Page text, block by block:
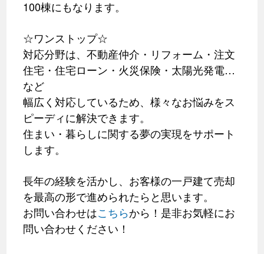
100棟にもなります。
☆ワンストップ☆
対応分野は、不動産仲介・リフォーム・注文
住宅・住宅ローン・火災保険・太陽光発電…
など
幅広く対応しているため、様々なお悩みをス
ピーディに解決できます。
住まい・暮らしに関する夢の実現をサポート
します。
長年の経験を活かし、お客様の一戸建て売却
を最高の形で進められたらと思います。
お問い合わせはこちらから！是非お気軽にお
問い合わせください！